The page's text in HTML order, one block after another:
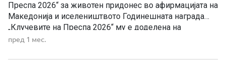
Преспа 2026“ за животен придонес во афирмацијата на
Македонија и иселеништвото Годинешната награда
„Клучевите на Преспа 2026“ му е доделена на
истакнатиот македонски публицист, новинар и
достигнувања во публицистиката, науката и
пред 1 мес.